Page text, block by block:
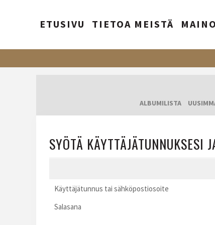
ETUSIVU TIETOA MEISTÄ
ALBUMILISTA
SYÖTÄ KÄYTTÄJÄTUNNUKSESI
Käyttäjätunnus tai sähköpostiosoite
Salasana